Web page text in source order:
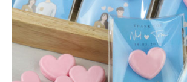
การ์ดงานบวช
การ์ดขึ้นบ้านใหม่